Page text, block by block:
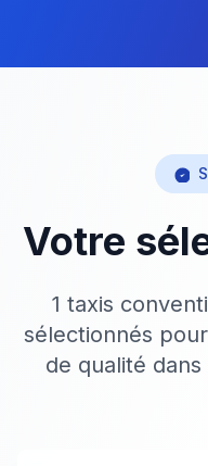
Votre
1 taxis
sélectionnés
de qualité